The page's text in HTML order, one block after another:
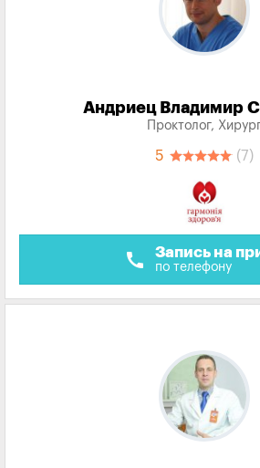
Андриец Владимир
Проктолог,
5 (7)
call Запись на
по телефону